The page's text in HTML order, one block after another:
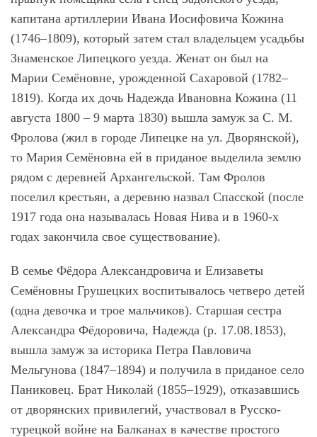
капитана артиллерии Ивана Иосифовича Кожина
(1746–1809), который затем стал владельцем усадьбы
Знаменское Липецкого уезда. Женат он был на
Марии Семёновне, урожденной Сахаровой (1782–
1819). Когда их дочь Надежда Ивановна Кожина (11
августа 1800 – 9 марта 1830) вышла замуж за С. М.
Фролова (жил в городе Липецке на ул. Дворянской),
то Мария Семёновна ей в приданое выделила землю
рядом с деревней Архангельской. Там Фролов
поселил крестьян, а деревню назвал Спасской (после
1917 года она называлась Новая Нива и в 1960-х
годах закончила свое существование).
В семье Фёдора Александровича и Елизаветы
Семёновны Грушецких воспитывалось четверо детей
(одна девочка и трое мальчиков). Старшая сестра
Александра Фёдоровича, Надежда (р. 17.08.1853),
вышла замуж за историка Петра Павловича
Мельгунова (1847–1894) и получила в приданое село
Паниковец. Брат Николай (1855–1929), отказавшись
от дворянских привилегий, участвовал в Русско-
турецкой войне на Балканах в качестве простого